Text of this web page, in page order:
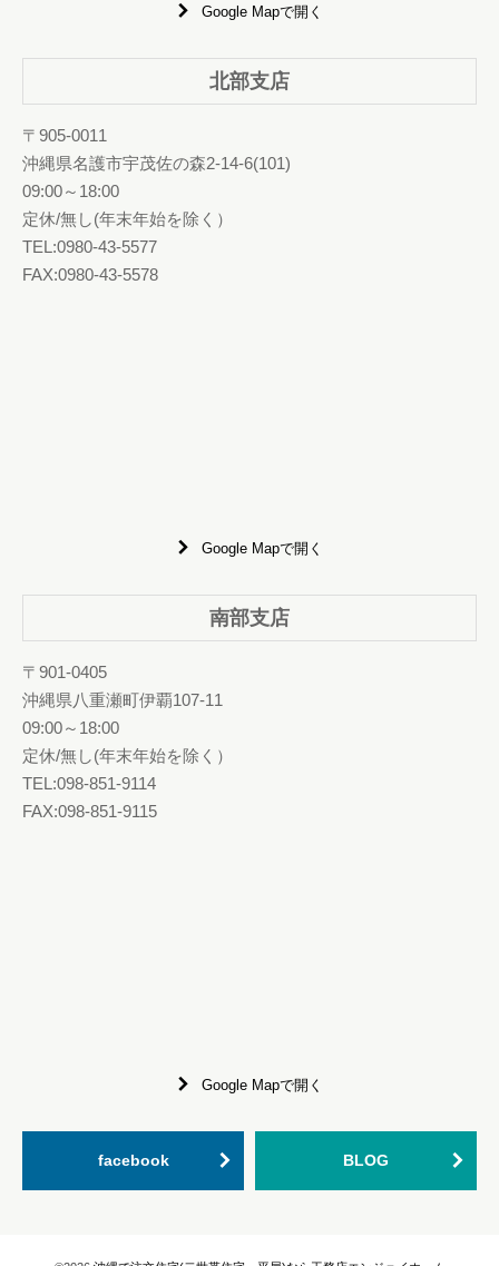
Google Mapで開く
北部支店
〒905-0011
沖縄県名護市宇茂佐の森2-14-6(101)
09:00～18:00
定休/無し(年末年始を除く）
TEL:0980-43-5577
FAX:0980-43-5578
Google Mapで開く
南部支店
〒901-0405
沖縄県八重瀬町伊覇107-11
09:00～18:00
定休/無し(年末年始を除く）
TEL:098-851-9114
FAX:098-851-9115
Google Mapで開く
facebook BLOG